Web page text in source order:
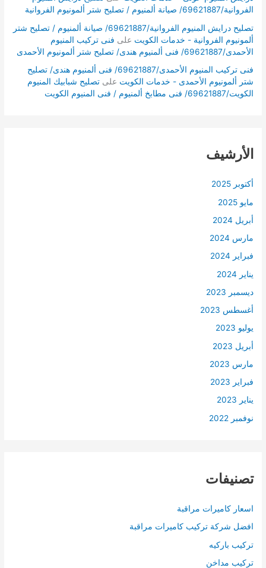
الفروانية/69621887/ صيانة ألمنيوم / تصليح شتر ألمونيوم الفروانية
تصليح درايش المنيوم الفروانية/69621887/ صيانة ألمنيوم / تصليح شتر
ألمونيوم الفروانية - خدمات الكويت على فنى تركيب المنيوم
الأحمدى/69621887/ فنى ألمنيوم هندى/ تصليح شتر ألمونيوم الأحمدى
فنى تركيب المنيوم الأحمدى/69621887/ فنى ألمنيوم هندى/ تصليح
شتر ألمونيوم الأحمدى - خدمات الكويت علىتصليح شبابيك المنيوم
الكويت/69621887/ فنى مطابخ ألمنيوم / فنى المنيوم الكويت
الأرشيف
أكتوبر 2025
مايو 2025
أبريل 2024
مارس 2024
فبراير 2024
يناير 2024
ديسمبر 2023
أغسطس 2023
يوليو 2023
أبريل 2023
مارس 2023
فبراير 2023
يناير 2023
نوفمبر 2022
تصنيفات
اسعار كاميرات مراقبة
افضل شركة تركيب كاميرات مراقبة
تركيب باركيه
تركيب مداخن